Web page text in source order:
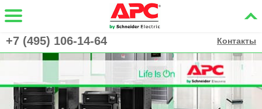
+7 (495) 106-14-64 Контакты